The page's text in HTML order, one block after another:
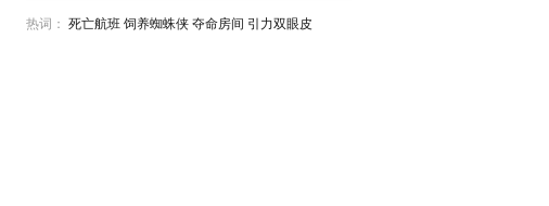
热词： 死亡航班 饲养蜘蛛侠 夺命房间 引力双眼皮